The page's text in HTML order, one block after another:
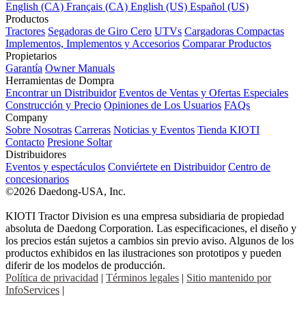
English (CA) Français (CA) English (US) Español (US)
Productos
Tractores Segadoras de Giro Cero UTVs Cargadoras Compactas
Implementos, Implementos y Accesorios Comparar Productos
Propietarios
Garantía Owner Manuals
Herramientas de Dompra
Encontrar un Distribuidor Eventos de Ventas y Ofertas Especiales
Construcción y Precio Opiniones de Los Usuarios FAQs
Company
Sobre Nosotras Carreras Noticias y Eventos Tienda KIOTI
Contacto Presione Soltar
Distribuidores
Eventos y espectáculos Conviértete en Distribuidor Centro de
concesionarios
©2026 Daedong-USA, Inc.
KIOTI Tractor Division es una empresa subsidiaria de propiedad
absoluta de Daedong Corporation. Las especificaciones, el diseño y
los precios están sujetos a cambios sin previo aviso. Algunos de los
productos exhibidos en las ilustraciones son prototipos y pueden
diferir de los modelos de producción.
Política de privacidad
Términos legales
Sitio mantenido por
InfoServices